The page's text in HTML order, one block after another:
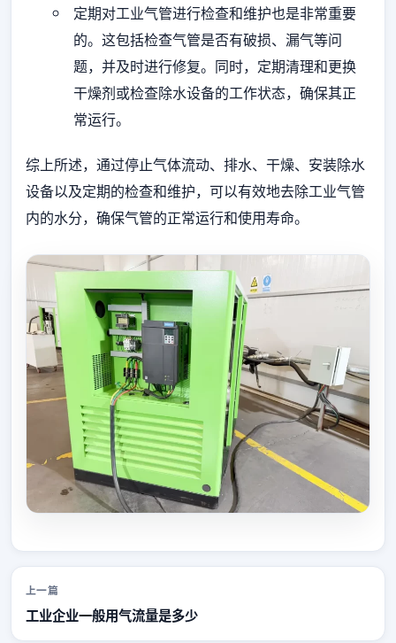
定期对工业气管进行检查和维护也是非常重要
的。这包括检查气管是否有破损、漏气等问
题，并及时进行修复。同时，定期清理和更换
干燥剂或检查除水设备的工作状态，确保其正
常运行。
综上所述，通过停止气体流动、排水、干燥、安装除水
设备以及定期的检查和维护，可以有效地去除工业气管
内的水分，确保气管的正常运行和使用寿命。
上一篇
工业企业一般用气流量是多少